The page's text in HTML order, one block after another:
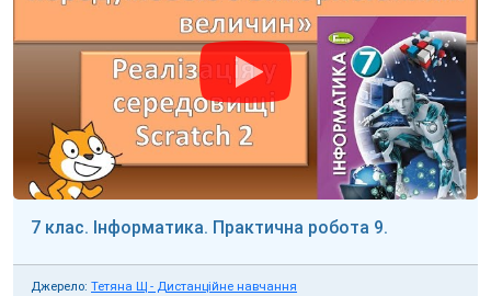
7 клас. Інформатика. Практична робота 9.
Джерело: Тетяна Щ - Дистанційне навчання